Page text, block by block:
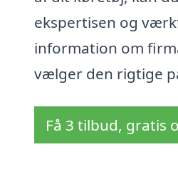
ekspertisen og
information om
vælger den rigtige
Få 3 tilbud, gratis